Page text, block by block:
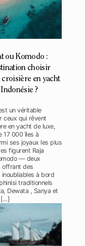
ou Komodo :
choisir
en yacht
?
un véritable
ceux qui rêvent
en yacht de luxe,
17 000 îles à
ses joyaux les plus
figurent Raja
— deux
offrant des
inoubliables à bord
traditionnels
Dewata , Sanya et
[…]